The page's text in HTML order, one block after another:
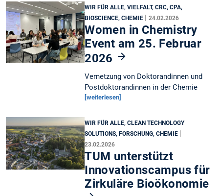
WIR FÜR ALLE, VIELFALT, CRC, CPA,
BIOSCIENCE, CHEMIE |24.02.2026
Women in Chemistry
Event am 25. Februar
2026
Vernetzung von Doktorandinnen und
Postdoktorandinnen in der Chemie
[weiterlesen]
WIR FÜR ALLE, CLEAN TECHNOLOGY
SOLUTIONS, FORSCHUNG, CHEMIE
23.02.2026
TUM unterstützt
Innovationscampus für
Zirkuläre Bioökonomie